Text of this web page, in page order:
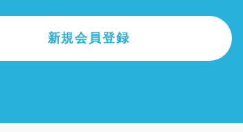
新規会員登録